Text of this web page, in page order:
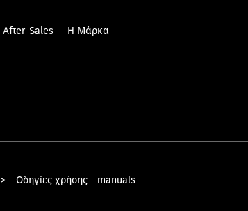
After-Sales Η Μάρκα
> Οδηγίες χρήσης - manuals